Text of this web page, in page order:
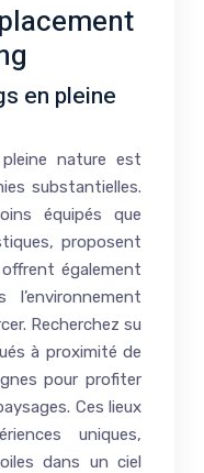
en pleine
nature est
substantielles.
équipés que
proposent
également
Recherchez su
à proximité de
pour profiter
Ces lieux
uniques,
dans un ciel